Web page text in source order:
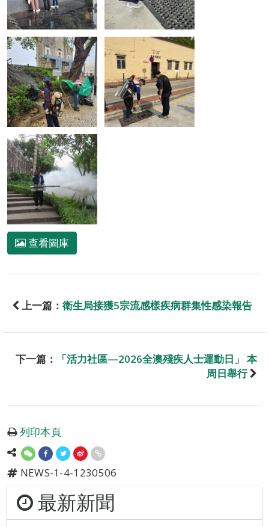
查看圖庫
上一篇： 衛生局接獲5宗流感樣疾病群集性感染報告
下一篇：
「活力社區—2026全澳殘疾人士運動日」 本
周日舉行
列印本頁
NEWS-1-4-1230506
最新新聞